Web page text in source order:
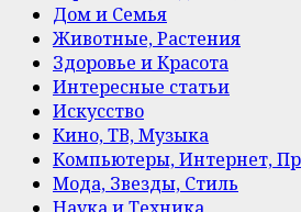
Дом и Семья
Животные, Растения
Здоровье и Красота
Интересные статьи
Искусство
Кино, ТВ, Музыка
Компьютеры, Интернет,
Мода, Звезды, Стиль